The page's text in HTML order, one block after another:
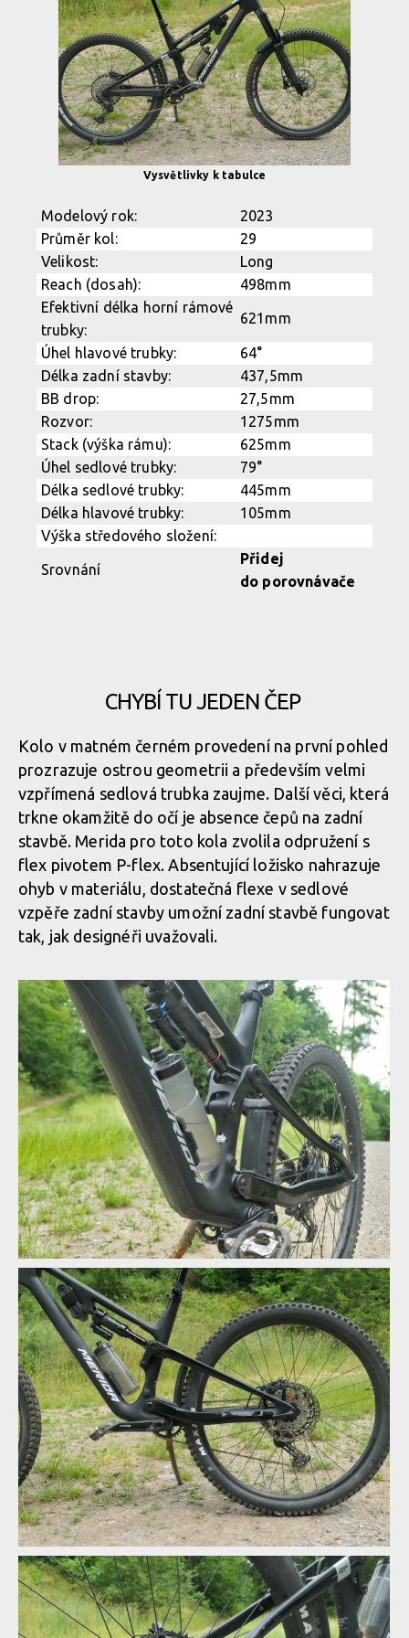
Merida OneSixty je nabízena v pěti velikostech
Merida OneSixty je nabízena v pěti velikostech
Merida OneSixty je nabízena v pěti velikostech
Merida OneSixty je nabízena v pěti velikostech
Merida OneSixty je nabízena v pěti velikostech
CHYBÍ TU JEDEN ČEP
Kolo v matném černém provedení na první pohled
prozrazuje ostrou geometrii a především velmi
vzpřímená sedlová trubka zaujme. Další věci, která
trkne okamžitě do očí je absence čepů na zadní
stavbě. Merida pro toto kola zvolila odpružení s
flex pivotem P-flex. Absentující ložisko nahrazuje
ohyb v materiálu, dostatečná flexe v sedlové
vzpěře zadní stavby umožní zadní stavbě fungovat
tak, jak designéři uvažovali.
Tlumič je v rámu umístěn vodorovně s horní rámovou trubkou
Tlumič je v rámu umístěn vodorovně s horní rámovou trubkou
Tlumič je v rámu umístěn vodorovně s horní rámovou trubkou
Tlumič je v rámu umístěn vodorovně s horní rámovou trubkou
Tlumič je v rámu umístěn vodorovně s horní rámovou trubkou
Tlumič je v rámu umístěn vodorovně s horní rámovou trubkou
Přepákovaný jednočep využívá flexe v sedlové vzpěry, v
místech, kde obvykle bývá umístěn čep